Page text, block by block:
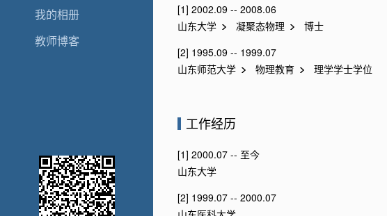
我的相册
教师博客
[1] 2002.09 -- 2008.06
山东大学
凝聚态物理
博士
[2] 1995.09 -- 1999.07
山东师范大学
物理教育 理学学士学位
工作经历
[1] 2000.07 -- 至今
山东大学
[2] 1999.07 -- 2000.07